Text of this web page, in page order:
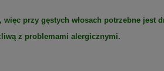
przy gęstych włosach potrzebne jest
z problemami alergicznymi.